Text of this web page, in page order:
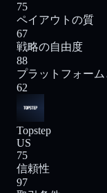
75
ペイアウトの質
67
戦略の自由度
88
プラットフォー
62
Topstep
US
75
信頼性
97